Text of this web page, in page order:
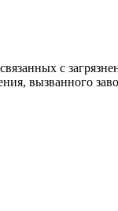
с
вызванного